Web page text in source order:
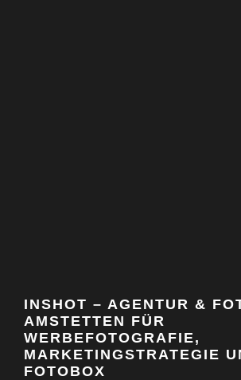
INSHOT – AGENTUR &
AMSTETTEN FÜR
WERBEFOTOGRAFIE,
MARKETINGSTRATEGIE
FOTOBOX